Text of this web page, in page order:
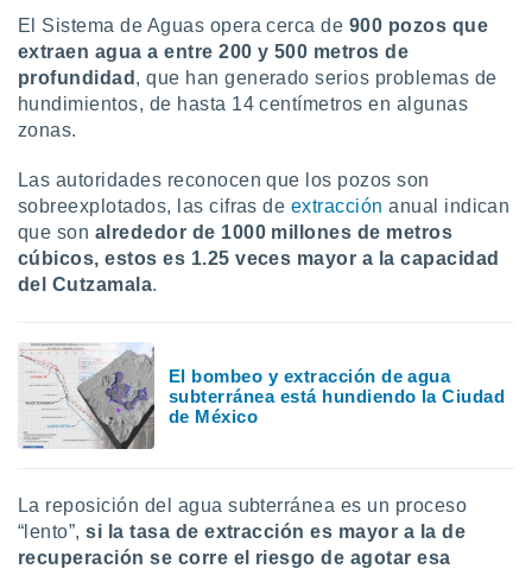
perfiles
utilizar
uso de
la
contenido
medir el
de la
de
o a través
de
de
uso de
con el
El Sistema de Aguas opera cerca de 900 pozos que
extraen agua a entre 200 y 500 metros de
profundidad , que han generado serios problemas de
hundimientos, de hasta 14 centímetros en algunas
zonas.
Las autoridades reconocen que los pozos son
sobreexplotados, las cifras de extracción anual indican
que son alrededor de 1000 millones de metros
cúbicos, estos es 1.25 veces mayor a la capacidad
del Cutzamala.
El bombeo y extracción de agua
subterránea está hundiendo la Ciudad
de México
La reposición del agua subterránea es un proceso
“lento”,si la tasa de extracción es mayor a la de
recuperación se corre el riesgo de agotar esa